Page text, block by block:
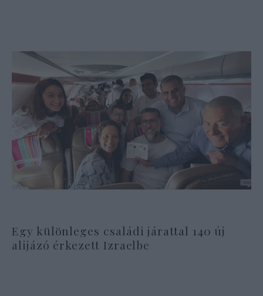
Egy különleges családi járattal 140 új
alijázó érkezett Izraelbe